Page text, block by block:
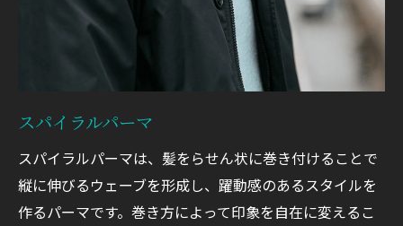
スパイラルパーマ
スパイラルパーマは、髪をらせん状に巻き付けることで
縦に伸びるウェーブを形成し、躍動感のあるスタイルを
作るパーマです。巻き方によって印象を自在に変えるこ